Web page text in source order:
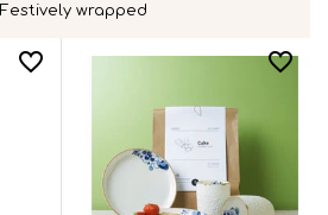
Festively wrapped